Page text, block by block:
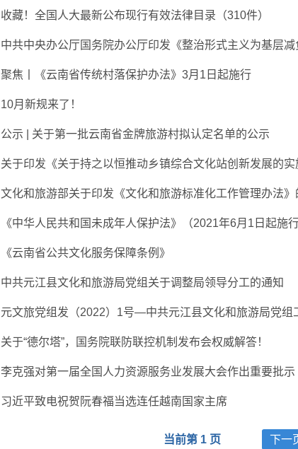
收藏！全国人大最新公布现行有效法律目录（310件）
中共中央办公厅国务院办公厅印发《整治形式主义为基层减
聚焦丨《云南省传统村落保护办法》3月1日起施行
10月新规来了！
公示 | 关于第一批云南省金牌旅游村拟认定名单的公示
关于印发《关于持之以恒推动乡镇综合文化站创新发展的实
文化和旅游部关于印发《文化和旅游标准化工作管理办法》
《中华人民共和国未成年人保护法》（2021年6月1日起施行
《云南省公共文化服务保障条例》
中共元江县文化和旅游局党组关于调整局领导分工的通知
元文旅党组发（2022）1号—中共元江县文化和旅游局党组
关于“德尔塔”，国务院联防联控机制发布会权威解答！
李克强对第一届全国人力资源服务业发展大会作出重要批示
习近平致电祝贺阮春福当选连任越南国家主席
当前第 1 页 下一